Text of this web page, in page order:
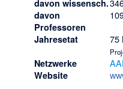
davon wissensch.
davon
Professoren
Jahresetat 75
Netzwerke
Website